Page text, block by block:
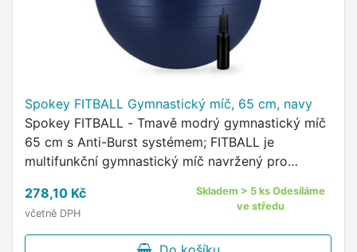
Spokey FITBALL Gymnastický míč, 65 cm, navy
Spokey FITBALL - Tmavě modrý gymnastický míč
65 cm s Anti-Burst systémem; FITBALL je
multifunkční gymnastický míč navržený pro
trénink.
278,10 Kč
včetně DPH
Skladem > 5 ks Odesíláme
ve středu